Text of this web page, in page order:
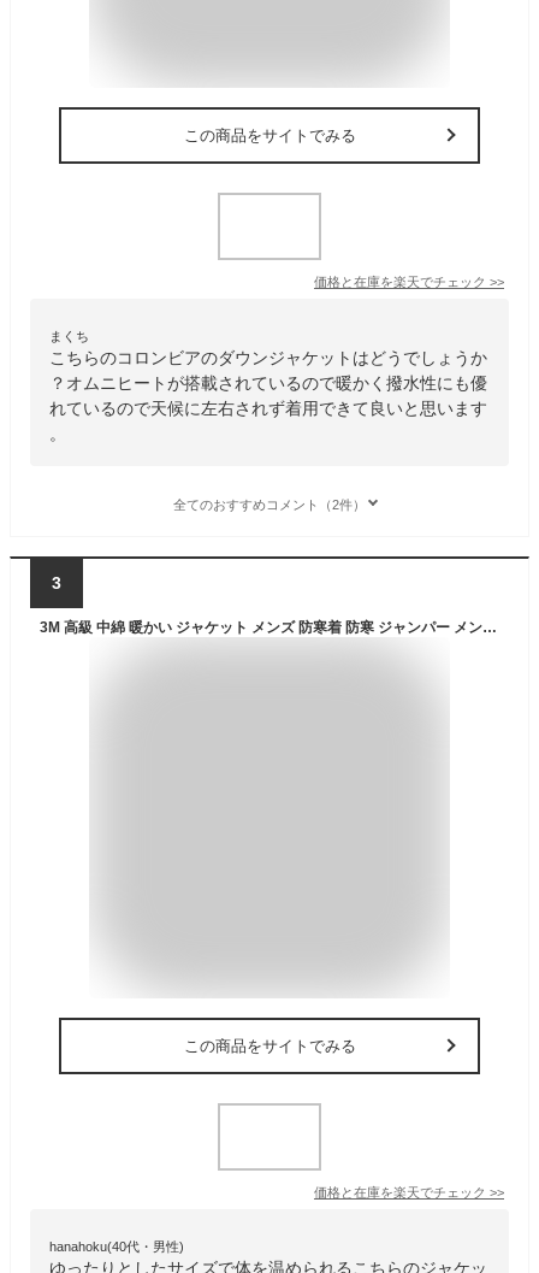
この商品をサイトでみる
価格と在庫を楽天でチェック >>
まくち
こちらのコロンビアのダウンジャケットはどうでしょうか
？オムニヒートが搭載されているので暖かく撥水性にも優
れているので天候に左右されず着用できて良いと思います
。
全てのおすすめコメント（2件）
3
3M 高級 中綿 暖かい ジャケット メンズ 防寒着 防寒 ジャンパー メンズ 冬 ダウンジャケット 男性 防寒具 防寒服 アウトドア 登山 キャンプ バイク 自転車 通勤 通学 メンズジャケット LAD WEATHER ラドウェザー
この商品をサイトでみる
価格と在庫を楽天でチェック >>
hanahoku(40代・男性)
ゆったりとしたサイズで体を温められるこちらのジャケッ